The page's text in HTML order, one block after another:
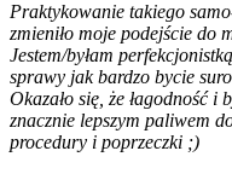
Praktykowanie takiego
zmieniło moje podejście do
Jestem/byłam
sprawy jak bardzo bycie
Okazało się, że łagodność i
znacznie lepszym paliwem
procedury i poprzeczki ;)